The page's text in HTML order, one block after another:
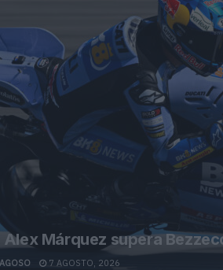
Márquez supera
7 AGOSTO, 2026